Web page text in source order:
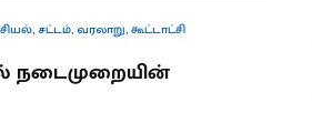
, சட்டம், வரலாறு,கூட்டாட்சி
நடைமுறையின்